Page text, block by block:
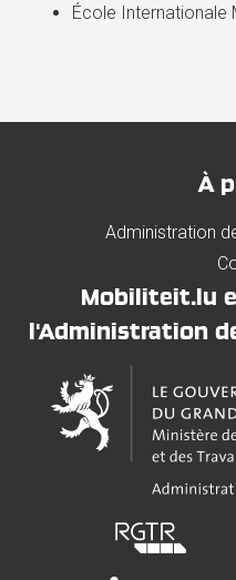
École Internationale
À
Administration
Mobiliteit.lu
l'Administration